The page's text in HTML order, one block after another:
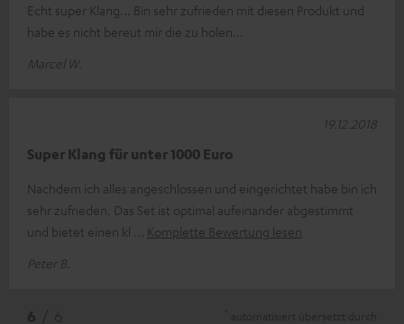
Echt super Klang... Bin sehr zufrieden mit diesen Produkt und
habe es nicht bereut mir die zu holen...
Marcel W.
Super Klang für unter 1000 Euro
Nachdem ich alles angeschlossen und eingerichtet habe bin ich
sehr zufrieden. Das Set ist optimal aufeinander abgestimmt
und bietet einen kl
Komplette Bewertung lesen
Peter B.
19.12.2018